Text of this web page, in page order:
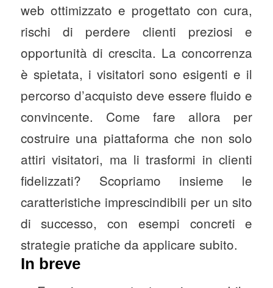
web ottimizzato e progettato con cura,
rischi di perdere clienti preziosi e
opportunità di crescita. La concorrenza
è spietata, i visitatori sono esigenti e il
percorso d’acquisto deve essere fluido e
convincente. Come fare allora per
costruire una piattaforma che non solo
attiri visitatori, ma li trasformi in clienti
fidelizzati? Scopriamo insieme le
caratteristiche imprescindibili per un sito
di successo, con esempi concreti e
strategie pratiche da applicare subito.
In breve